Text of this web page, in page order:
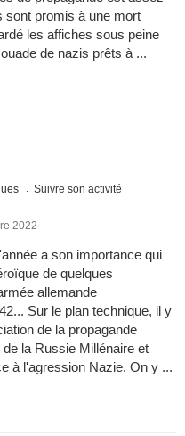
sont promis à une mort
les affiches sous peine
de nazis prêts à ...
Suivre son activité
2022
a son importance qui
de quelques
allemande
Sur le plan technique, il y
de la propagande
la Russie Millénaire et
à l'agression Nazie. On y ...